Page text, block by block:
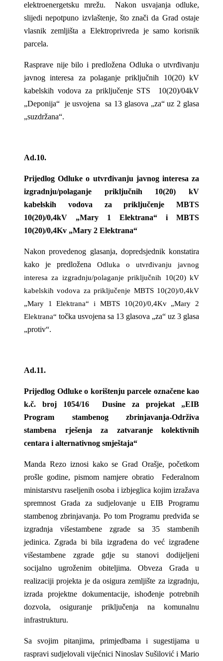
elektroenergetsku mrežu. Nakon usvajanja odluke,
slijedi nepotpuno izvlaštenje, što znači da Grad ostaje
vlasnik zemljišta a Elektroprivreda je samo korisnik
parcela.
Rasprave nije bilo i predložena Odluka o utvrđivanju
javnog interesa za polaganje priključnih 10(20) kV
kabelskih vodova za priključenje STS 10(20)/04kV
„Deponija“ je usvojena sa 13 glasova „za“ uz 2 glasa
„suzdržana“.
Ad.10.
Prijedlog Odluke o utvrđivanju javnog interesa za
izgradnju/polaganje priključnih 10(20) kV
kabelskih vodova za priključenje MBTS
10(20)/0,4kV „Mary 1 Elektrana“ i MBTS
10(20)/0,4Kv „Mary 2 Elektrana“
Nakon provedenog glasanja, dopredsjednik konstatira
kako je predložena Odluka o utvrđivanju javnog
interesa za izgradnju/polaganje priključnih 10(20) kV
kabelskih vodova za priključenje MBTS 10(20)/0,4kV
„Mary 1 Elektrana“ i MBTS 10(20)/0,4Kv „Mary 2
Elektrana“ točka usvojena sa 13 glasova „za“ uz 3 glasa
„protiv“.
Ad.11.
Prijedlog Odluke o korištenju parcele označene kao
k.č. broj 1054/16 Dusine za projekat „EIB
Program stambenog zbrinjavanja-Održiva
stambena rješenja za zatvaranje kolektivnih
centara i alternativnog smještaja“
Manda Rezo iznosi kako se Grad Orašje, početkom
prošle godine, pismom namjere obratio Federalnom
ministarstvu raseljenih osoba i izbjeglica kojim izražava
spremnost Grada za sudjelovanje u EIB Programu
stambenog zbrinjavanja. Po tom Programu predviđa se
izgradnja višestambene zgrade sa 35 stambenih
jedinica. Zgrada bi bila izgrađena do već izgrađene
višestambene zgrade gdje su stanovi dodijeljeni
socijalno ugroženim obiteljima. Obveza Grada u
realizaciji projekta je da osigura zemljište za izgradnju,
izrada projektne dokumentacije, ishođenje potrebnih
dozvola, osiguranje priključenja na komunalnu
infrastrukturu.
Sa svojim pitanjima, primjedbama i sugestijama u
raspravi sudjelovali vijećnici Ninoslav Sušilović i Mario